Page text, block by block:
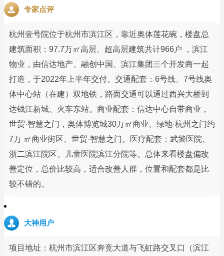
专家点评
杭州壹号院位于杭州市滨江区，靠近奥体莲花碗，楼盘总
建筑面积：97.7万㎡高层、超高层建筑共计966户 ，滨江
物业，由信达地产、融创中国、滨江集团三个开发商一起
打造，于2022年上半年交付。交通配套：6号线、7号线奥
体中心站（在建）双地铁，路面交通可以通过西兴大桥到
达钱江新城、火车东站。商业配套：信达中心自带商业，
世贸·智慧之门，奥体博览城30万㎡商业、绿地·杭州之门约
7万 ㎡商业街区、世贸·智慧之门。医疗配套：武警医院、
浙二滨江院区、儿童医院滨江分院等。总体来看楼盘偏改
善定位，总价比较高，适合改善人群，位置和配套都是比
较不错的。
大神用户
项目地址：杭州市滨江区奔竞大道与飞虹路交叉口（滨江